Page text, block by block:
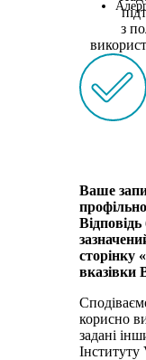
з
Ваше
сторінку
вказівки
корисно
задані